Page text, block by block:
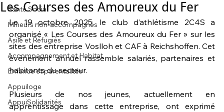
Santé Social
Mineurs non-accompagnés
Asile et Réfugiés
Accompagnement et Habitat
Enfance et parentalités
Appuiloge
AppuiSolidarités
Les Courses des Amoureux du Fer
Le 19 octobre 2025, le club d’athlétisme 2C4S a
organisé « Les Courses des Amoureux du Fer » sur les
sites des entreprise Voslloh et CAF à Reichshoffen. Cet
événement annuel rassemble salariés, partenaires et
habitants du secteur.
Plusieurs de nos jeunes, actuellement en
apprentissage dans cette entreprise, ont exprimé